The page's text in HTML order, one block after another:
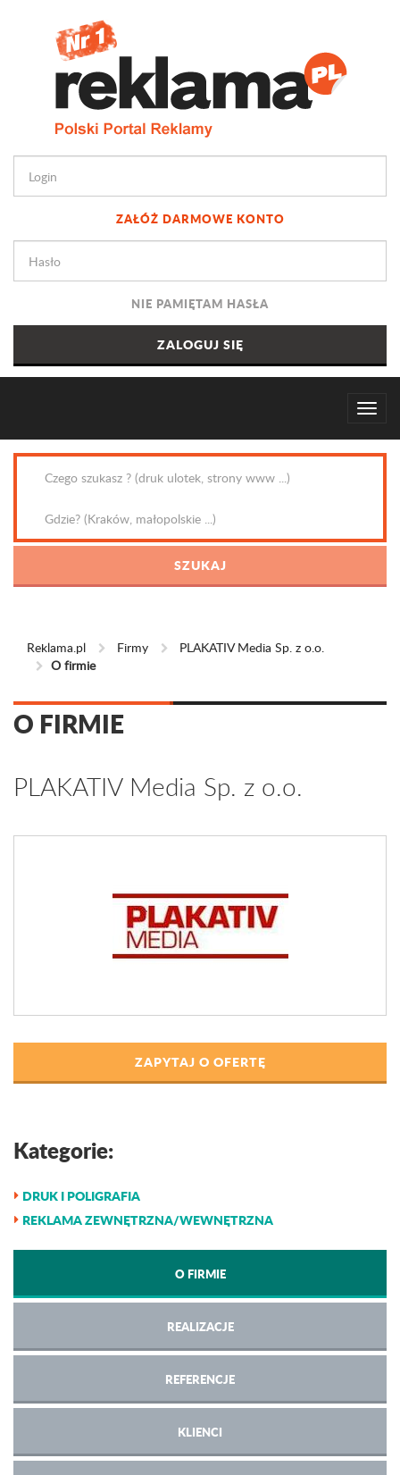
ZAŁÓŻ DARMOWE KONTO
NIE PAMIĘTAM HASŁA
Reklama.pl Firmy
PLAKATIV Media Sp. z o.o.
O firmie
O FIRMIE
PLAKATIV Media Sp. z o.o.
ZAPYTAJ O OFERTĘ
Kategorie:
DRUK I POLIGRAFIA
REKLAMA ZEWNĘTRZNA/WEWNĘTRZNA
O FIRMIE
REALIZACJE
REFERENCJE
KLIENCI